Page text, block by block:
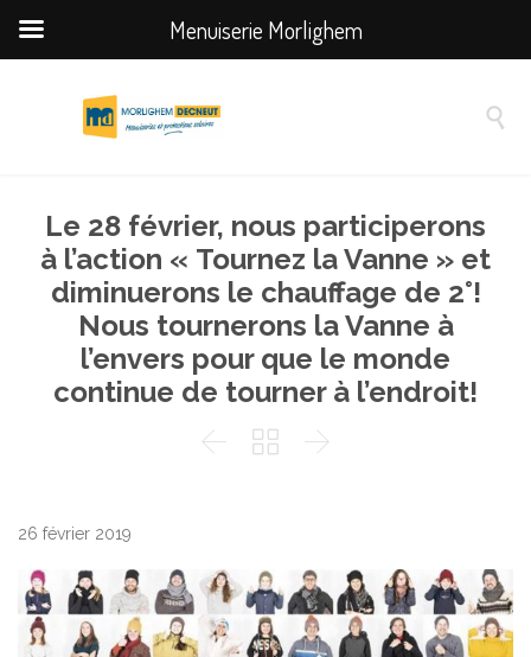

Le 28 février, nous participerons
à l’action « Tournez la Vanne » et
diminuerons le chauffage de 2°!
Nous tournerons la Vanne à
l’envers pour que le monde
continue de tourner à l’endroit!
  
26 février 2019
Menuiserie Morlighem